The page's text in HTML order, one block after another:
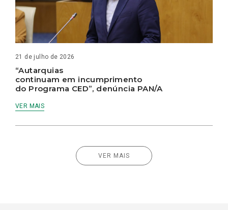
21 de julho de 2026
“Autarquias
continuam em incumprimento
do Programa CED”, denúncia PAN/A
VER MAIS
VER MAIS